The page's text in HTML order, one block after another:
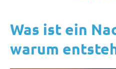
Was ist ein
warum